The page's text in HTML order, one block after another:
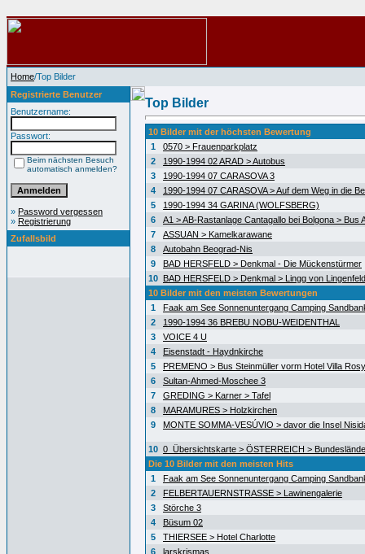
Home/Top Bilder
Registrierte Benutzer
Benutzername:
Passwort:
Beim nächsten Besuch
automatisch anmelden?
» Password vergessen
» Registrierung
Zufallsbild
Top Bilder
10 Bilder mit der höchsten Bewertung
1
0570 > Frauenparkplatz
2
1990-1994 02 ARAD > Autobus
3
1990-1994 07 CARASOVA 3
4
1990-1994 07 CARASOVA > Auf dem Weg in die
5
1990-1994 34 GARINA (WOLFSBERG)
6
A1 > AB-Rastanlage Cantagallo bei Bolgona > Bus
7
ASSUAN > Kamelkarawane
8
Autobahn Beograd-Nis
9
BAD HERSFELD > Denkmal - Die Mückenstürmer
10 BAD HERSFELD > Denkmal > Lingg von Lingenfeld
10 Bilder mit den meisten Bewertungen
1
Faak am See Sonnenuntergang Camping
2
1990-1994 36 BREBU NOBU-WEIDENTHAL
3
VOICE 4 U
4
Eisenstadt - Haydnkirche
5
PREMENO > Bus Steinmüller vorm Hotel Villa Rosy
6
Sultan-Ahmed-Moschee 3
7
GREDING > Karner > Tafel
8
MARAMURES > Holzkirchen
9
MONTE SOMMA-VESÚVIO > davor die Insel
10 0_Übersichtskarte > ÖSTERREICH >
Die 10 Bilder mit den meisten Hits
1
Faak am See Sonnenuntergang Camping
2
FELBERTAUERNSTRASSE > Lawinengalerie
3
Störche 3
4
Büsum 02
5
THIERSEE > Hotel Charlotte
6
larskrismas